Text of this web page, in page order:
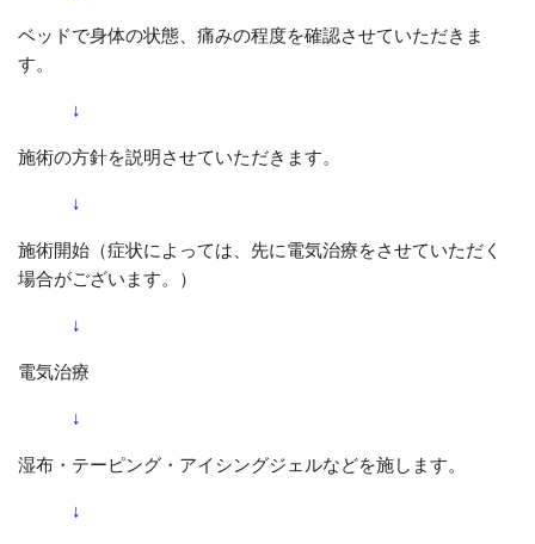
ベッドで身体の状態、痛みの程度を確認させていただきま
す。
↓
施術の方針を説明させていただきます。
↓
施術開始（症状によっては、先に電気治療をさせていただく
場合がございます。）
↓
電気治療
↓
湿布・テーピング・アイシングジェルなどを施します。
↓